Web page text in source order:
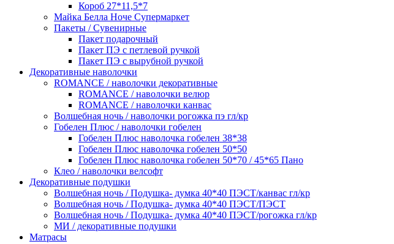
Короб 27*11,5*7
Майка Белла Ноче Супермаркет
Пакеты / Сувенирные
Пакет подарочный
Пакет ПЭ с петлевой ручкой
Пакет ПЭ с вырубной ручкой
Декоративные наволочки
ROMANCE / наволочки декоративные
ROMANCE / наволочки велюр
ROMANCE / наволочки канвас
Волшебная ночь / наволочки рогожка пэ гл/кр
Гобелен Плюс / наволочки гобелен
Гобелен Плюс наволочка гобелен 38*38
Гобелен Плюс наволочка гобелен 50*50
Гобелен Плюс наволочка гобелен 50*70 / 45*65 Пано
Клео / наволочки велсофт
Декоративные подушки
Волшебная ночь / Подушка- думка 40*40 ПЭСТ/канвас гл/кр
Волшебная ночь / Подушка- думка 40*40 ПЭСТ/ПЭСТ
Волшебная ночь / Подушка- думка 40*40 ПЭСТ/рогожка гл/кр
МИ / декоративные подушки
Матрасы